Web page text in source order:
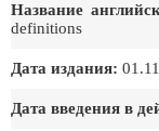
Название
definitions
Дата издания:
Дата введения в